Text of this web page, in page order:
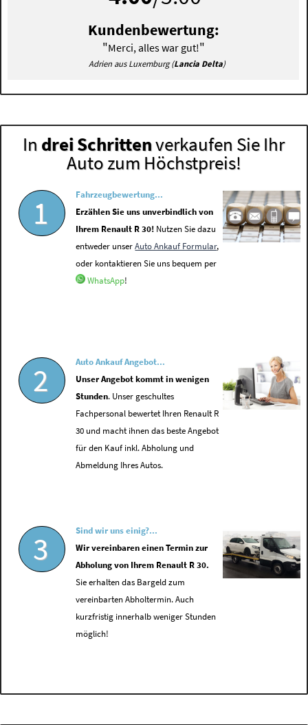
Kundenbewertung:
"Merci, alles war gut!"
Adrien aus Luxemburg (Lancia Delta)
In drei Schrittenverkaufen Sie Ihr
Auto zum Höchstpreis!
1
Fahrzeugbewertung...
Erzählen Sie uns unverbindlich von
Ihrem Renault R 30! Nutzen Sie dazu
entweder unserAuto Ankauf Formular,
oder kontaktieren Sie uns bequem per
WhatsApp!
2
Auto Ankauf Angebot...
Unser Angebot kommt in wenigen
Stunden. Unser geschultes
Fachpersonal bewertet Ihren Renault R
30 und macht ihnen das beste Angebot
für den Kauf inkl. Abholung und
Abmeldung Ihres Autos.
3
Sind wir uns einig?...
Wir vereinbaren einen Termin zur
Abholung von Ihrem Renault R 30.
Sie erhalten das Bargeld zum
vereinbarten Abholtermin. Auch
kurzfristig innerhalb weniger Stunden
möglich!